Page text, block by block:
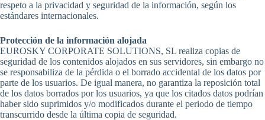
respeto a la privacidad y seguridad de la información, según los
estándares internacionales.
Protección de la información alojada
EUROSKY CORPORATE SOLUTIONS, SL realiza copias de
seguridad de los contenidos alojados en sus servidores, sin embargo no
se responsabiliza de la pérdida o el borrado accidental de los datos por
parte de los usuarios. De igual manera, no garantiza la reposición total
de los datos borrados por los usuarios, ya que los citados datos podrían
haber sido suprimidos y/o modificados durante el periodo de tiempo
transcurrido desde la última copia de seguridad.